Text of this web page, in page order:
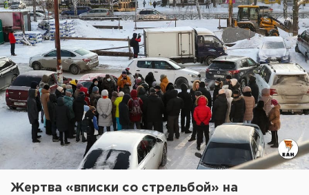
Жертва «вписки со стрельбой» на